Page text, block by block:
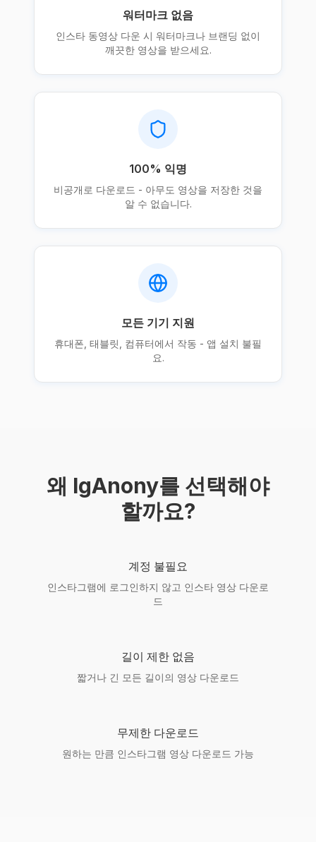
워터마크 없음
인스타 동영상 다운 시 워터마크나 브랜딩 없이
깨끗한 영상을 받으세요.
100% 익명
비공개로 다운로드 - 아무도 영상을 저장한 것을
알 수 없습니다.
모든 기기 지원
휴대폰, 태블릿, 컴퓨터에서 작동 - 앱 설치 불필
요.
왜 IgAnony를 선택해야
할까요?
계정 불필요
인스타그램에 로그인하지 않고 인스타 영상 다운로
드
길이 제한 없음
짧거나 긴 모든 길이의 영상 다운로드
무제한 다운로드
원하는 만큼 인스타그램 영상 다운로드 가능